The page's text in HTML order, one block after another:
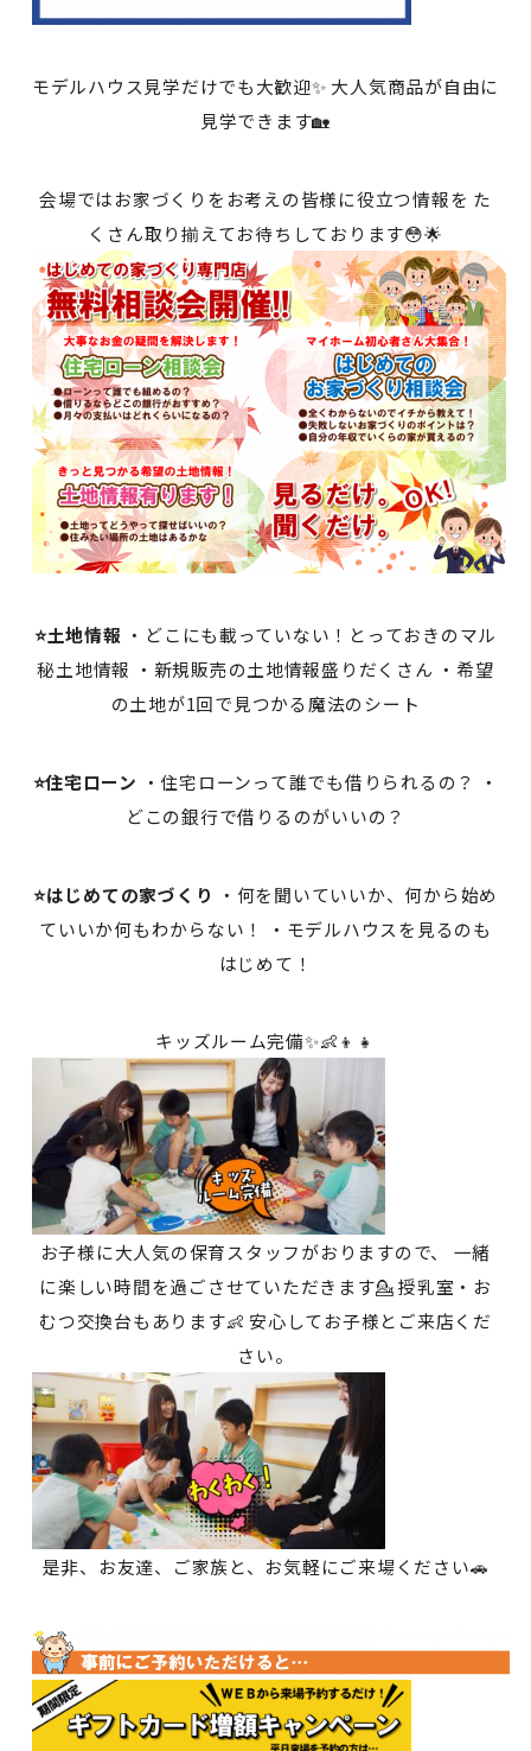
モデルハウス見学だけでも大歓迎✨ 大人気商品が自由に
見学できます🏡
会場ではお家づくりをお考えの皆様に役立つ情報を た
くさん取り揃えてお待ちしております😳🌟
⭐土地情報 ・どこにも載っていない！とっておきのマル
秘土地情報 ・新規販売の土地情報盛りだくさん ・希望
の土地が1回で見つかる魔法のシート
⭐住宅ローン ・住宅ローンって誰でも借りられるの？ ・
どこの銀行で借りるのがいいの？
⭐はじめての家づくり ・何を聞いていいか、何から始め
ていいか何もわからない！ ・モデルハウスを見るのも
はじめて！
キッズルーム完備✨👶👦👧
お子様に大人気の保育スタッフがおりますので、 一緒
に楽しい時間を過ごさせていただきます💁 授乳室・お
むつ交換台もあります👶 安心してお子様とご来店くだ
さい。
是非、お友達、ご家族と、お気軽にご来場ください🚗